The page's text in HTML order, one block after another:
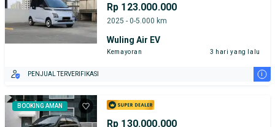
Rp 123.000.000
2025 - 0-5.000 km
Wuling Air EV
Kemayoran 3 hari yang lalu
PENJUAL TERVERIFIKASI i
BOOKING AMAN
Rp 130.000.000